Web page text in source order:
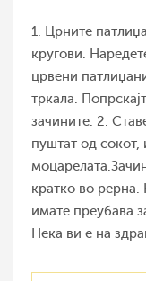
1. Црните
кругови.
црвени
тркала.
зачините. 2.
пуштат од сокот,
кратко во рерна.
имате преубава
Нека ви е на